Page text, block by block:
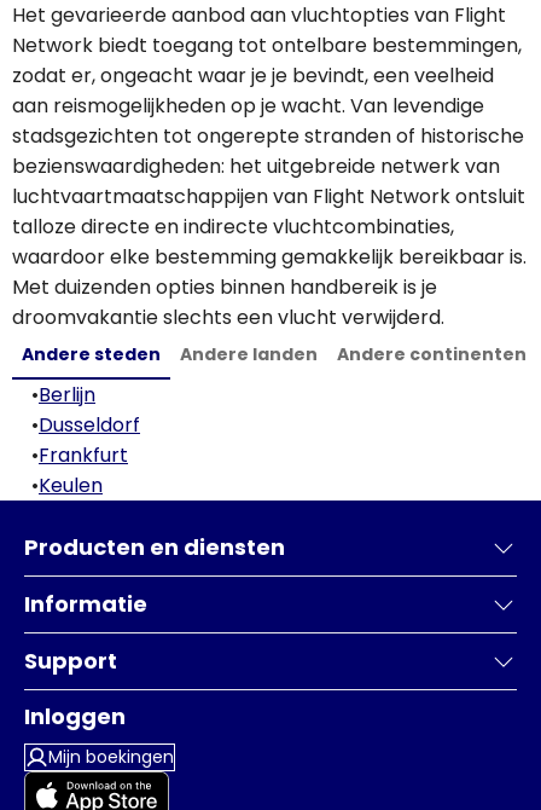
Het gevarieerde aanbod aan vluchtopties van Flight
Network biedt toegang tot ontelbare bestemmingen,
zodat er, ongeacht waar je je bevindt, een veelheid
aan reismogelijkheden op je wacht. Van levendige
stadsgezichten tot ongerepte stranden of historische
bezienswaardigheden: het uitgebreide netwerk van
luchtvaartmaatschappijen van Flight Network ontsluit
talloze directe en indirecte vluchtcombinaties,
waardoor elke bestemming gemakkelijk bereikbaar is.
Met duizenden opties binnen handbereik is je
droomvakantie slechts een vlucht verwijderd.
Andere steden Andere landen Andere continenten
•Berlijn
•Dusseldorf
•Frankfurt
•Keulen
Producten en diensten
Informatie
Support
Inloggen
Mijn boekingen